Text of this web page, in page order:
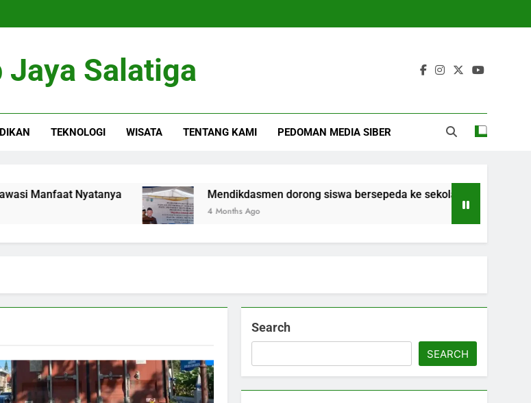
Jaya Salatiga
TEKNOLOGI WISATA TENTANG KAMI PEDOMAN MEDIA SIBER
Nyatanya Mendikdasmen dorong siswa bersepeda ke sekolah
4 Months Ago
Search
SEARCH